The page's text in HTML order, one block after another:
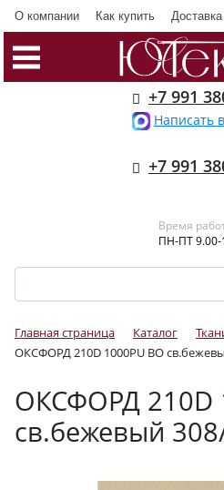
О компании Как купить Доставка
+7 991
Написать
+7 991
Время
ПН-ПТ 9.00-
Главная страница Каталог
ОКСФОРД 210D 1000PU ВО
ОКСФОРД 210D
св.бежевый